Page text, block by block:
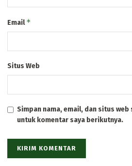
Email*
Situs Web
Simpan nama, email, dan situs
untuk komentar saya berikutnya.